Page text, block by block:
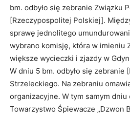
bm. odbyło się zebranie Związku
[Rzeczypospolitej Polskiej].
sprawę jednolitego
wybrano komisję, która w imieniu
większe wycieczki i zjazdy w
W dniu 5 bm. odbyło się zebranie
Strzeleckiego. Na zebraniu
organizacyjne. W tym samym dniu
Towarzystwo Śpiewacze „Dzwon